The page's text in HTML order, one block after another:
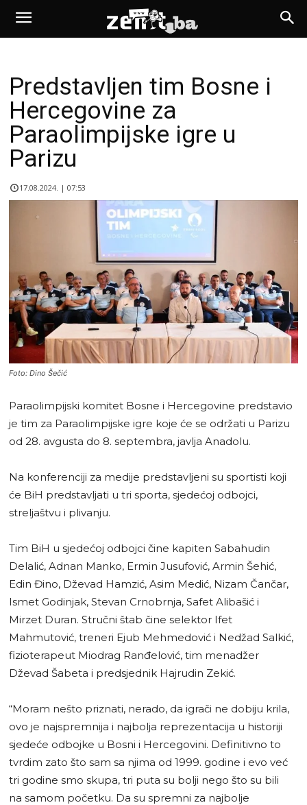
Predstavljen tim Bosne i
Hercegovine za
Paraolimpijske igre u
Parizu
17.08.2024. | 07:53
Foto: Dino Šečić
Paraolimpijski komitet Bosne i Hercegovine predstavio
je tim za Paraolimpijske igre koje će se održati u Parizu
od 28. avgusta do 8. septembra, javlja Anadolu.
Na konferenciji za medije predstavljeni su sportisti koji
će BiH predstavljati u tri sporta, sjedećoj odbojci,
streljaštvu i plivanju.
Tim BiH u sjedećoj odbojci čine kapiten Sabahudin
Delalić, Adnan Manko, Ermin Jusufović, Armin Šehić,
Edin Đino, Dževad Hamzić, Asim Medić, Nizam Čančar,
Ismet Godinjak, Stevan Crnobrnja, Safet Alibašić i
Mirzet Duran. Stručni štab čine selektor Ifet
Mahmutović, treneri Ejub Mehmedović i Nedžad Salkić,
fizioterapeut Miodrag Ranđelović, tim menadžer
Dževad Šabeta i predsjednik Hajrudin Zekić.
“Moram nešto priznati, nerado, da igrači ne dobiju krila,
ovo je najspremnija i najbolja reprezentacija u historiji
sjedeće odbojke u Bosni i Hercegovini. Definitivno to
tvrdim zato što sam sa njima od 1999. godine i evo već
tri godine smo skupa, tri puta su bolji nego što su bili
na samom početku. Da su spremni za najbolje